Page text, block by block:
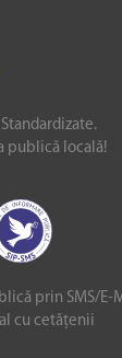
publică locală!
prin SMS/E-
cu cetățenii